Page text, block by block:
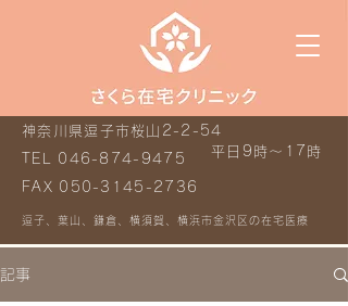
平日9時～17時
神奈川県逗子市桜山2-2-54
TEL 046-874-9475
FAX 050-3145-2736
逗子、葉山、鎌倉、横須賀、横浜市金沢区の在宅医療
記事